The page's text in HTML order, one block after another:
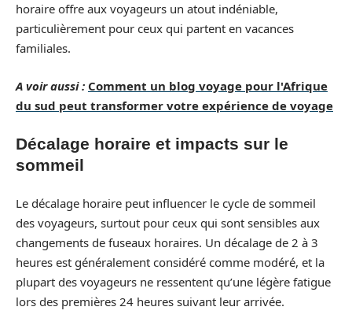
horaire offre aux voyageurs un atout indéniable,
particulièrement pour ceux qui partent en vacances
familiales.
A voir aussi : Comment un blog voyage pour l'Afrique
du sud peut transformer votre expérience de voyage
Décalage horaire et impacts sur le
sommeil
Le décalage horaire peut influencer le cycle de sommeil
des voyageurs, surtout pour ceux qui sont sensibles aux
changements de fuseaux horaires. Un décalage de 2 à 3
heures est généralement considéré comme modéré, et la
plupart des voyageurs ne ressentent qu’une légère fatigue
lors des premières 24 heures suivant leur arrivée.